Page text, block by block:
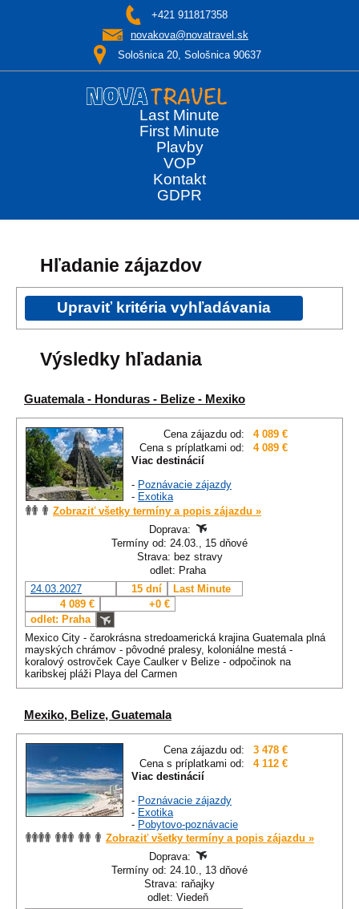
+421 911817358
novakova@novatravel.sk
Sološnica 20, Sološnica 90637
Last Minute
First Minute
Plavby
VOP
Kontakt
GDPR
Hľadanie zájazdov
Výsledky hľadania
Guatemala - Honduras - Belize - Mexiko
Cena zájazdu od:
4 089 €
Cena s príplatkami od:
4 089 €
Viac destinácií
- Poznávacie zájazdy
- Exotika
Zobraziť všetky termíny a popis zájazdu »
Doprava:
Termíny od: 24.03., 15 dňové
Strava: bez stravy
odlet: Praha
24.03.2027
15 dní
Last Minute
4 089 €
+0 €
odlet: Praha
Mexico City - čarokrásna stredoamerická krajina Guatemala plná
mayských chrámov - pôvodné pralesy, koloniálne mestá -
koralový ostrovček Caye Caulker v Belize - odpočinok na
karibskej pláži Playa del Carmen
Mexiko, Belize, Guatemala
Cena zájazdu od:
3 478 €
Cena s príplatkami od:
4 112 €
Viac destinácií
- Poznávacie zájazdy
- Exotika
- Pobytovo-poznávacie
Zobraziť všetky termíny a popis zájazdu »
Doprava:
Termíny od: 24.10., 13 dňové
Strava: raňajky
odlet: Viedeň